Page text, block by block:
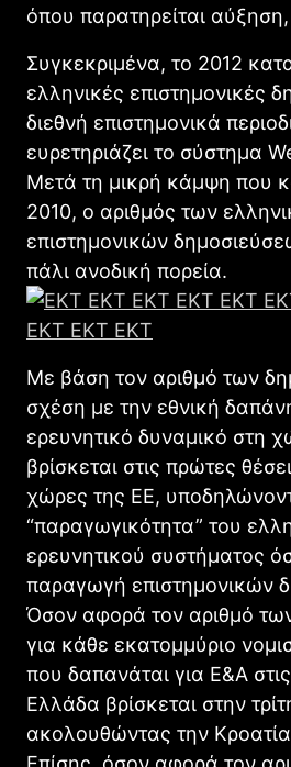
όπου παρατηρείται
Συγκεκριμένα, το 2012
ελληνικές επιστημονικές
διεθνή επιστημονικά
ευρετηριάζει το σύστημα
Μετά τη μικρή κάμψη που
2010, ο αριθμός των
επιστημονικών
πάλι ανοδική πορεία.
Με βάση τον αριθμό των
σχέση με την εθνική
ερευνητικό δυναμικό στη
βρίσκεται στις πρώτες
χώρες της ΕΕ,
“παραγωγικότητα” του
ερευνητικού συστήματος
παραγωγή επιστημονικών
Όσον αφορά τον αριθμό
για κάθε εκατομμύριο
που δαπανάται για Ε&Α
Ελλάδα βρίσκεται στην
ακολουθώντας την